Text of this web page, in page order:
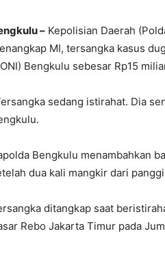
– Kepolisian Daerah
MI, tersangka kasus
Bengkulu sebesar Rp15
sedang istirahat. Dia
Bengkulu menambahkan
dua kali mangkir dari
ditangkap saat
Rebo Jakarta Timur pada